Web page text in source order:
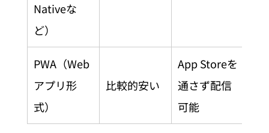
Nativeな
ど）
PWA（Web
アプリ形
式）
比較的安い
App Storeを
通さず配信
可能